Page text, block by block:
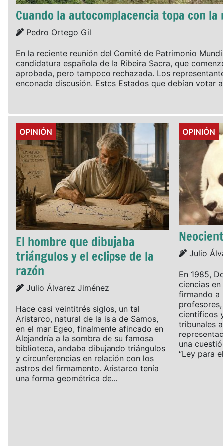
Cuando la autocomplacencia topa con la
Details
Pedro Ortego Gil
En la reciente reunión del Comité de Patrimonio
candidatura española de la Ribeira Sacra, que
aprobada, pero tampoco rechazada. Los
enconada discusión. Estos Estados que debían votar
Details
OPINIÓN
El hombre que dibujaba
triángulos y el eclipse de la
razón
Details
Julio Álvarez Jiménez
Hace casi veintitrés siglos, un tal
Aristarco, natural de la isla de Samos,
en el mar Egeo, finalmente afincado en
Alejandría a la sombra de su famosa
biblioteca, andaba dibujando triángulos
y circunferencias en relación con los
astros del firmamento. Aristarco tenía
una forma geométrica de...
Details
OPINIÓN
Details
Julio
En 1985,
ciencias
firmando a
científicos
tribunales
una
“Ley para